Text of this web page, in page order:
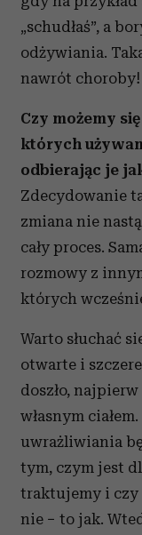
„schudłaś”, a
odżywiania.
nawrót choroby!
Czy możemy
których
odbierając je
Zdecydowanie
zmiana nie
cały proces.
rozmowy z
których
Warto słuchać
otwarte i
doszło,
własnym
uwrażliwiania
tym, czym jest
traktujemy i czy
nie − to jak.